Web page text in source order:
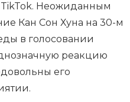
TikTok. Неожиданным
Кан Сон Хуна на 30-м
в голосовании
реакцию
его